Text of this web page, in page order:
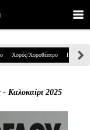
Χορός/Χοροθέατρο Παιδικά
- Καλοκαίρι 2025